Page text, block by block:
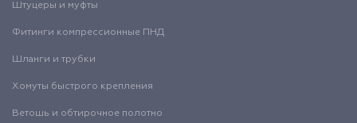
Штуцеры и муфты
Фитинги компрессионные ПНД
Шланги и трубки
Хомуты быстрого крепления
Ветошь и обтирочное полотно